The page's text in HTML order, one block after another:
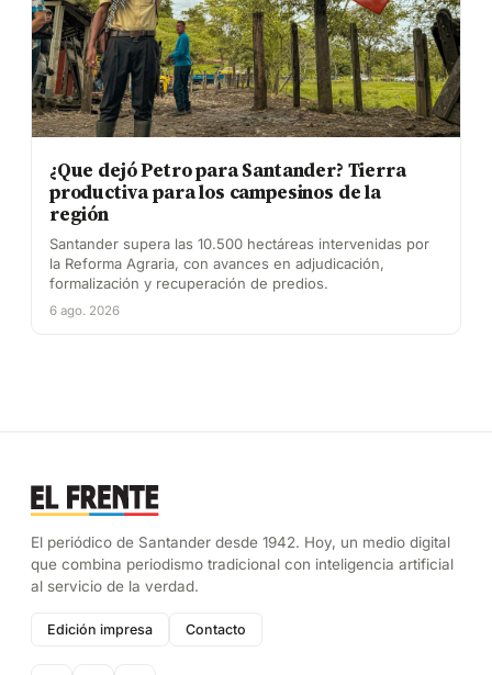
¿Que dejó Petro para Santander? Tierra
productiva para los campesinos de la
región
Santander supera las 10.500 hectáreas intervenidas por
la Reforma Agraria, con avances en adjudicación,
formalización y recuperación de predios.
6 ago. 2026
El periódico de Santander desde 1942. Hoy, un medio digital
que combina periodismo tradicional con inteligencia artificial
al servicio de la verdad.
Edición impresa Contacto